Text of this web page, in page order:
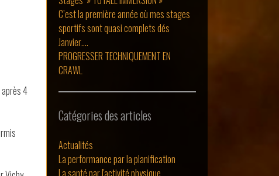
4
C’est la première année où mes stages
sportifs sont quasi complets dés
Janvier….
PROGRESSER TECHNIQUEMENT EN
CRAWL
Catégories des articles
Actualités
La performance par la planification
La santé par l'activité physique